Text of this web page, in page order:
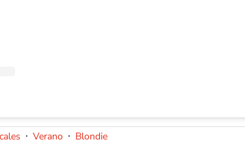
Verano Blondie